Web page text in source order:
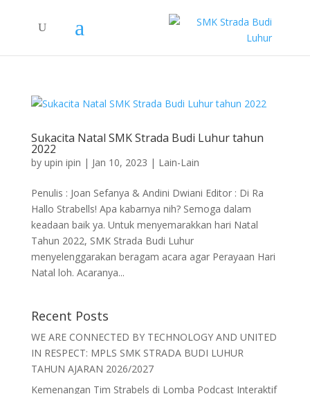
Sukacita Natal SMK Strada Budi Luhur tahun
2022
by upin ipin | Jan 10, 2023 | Lain-Lain
Penulis : Joan Sefanya & Andini Dwiani Editor : Di Ra
Hallo Strabells! Apa kabarnya nih? Semoga dalam
keadaan baik ya. Untuk menyemarakkan hari Natal
Tahun 2022, SMK Strada Budi Luhur
menyelenggarakan beragam acara agar Perayaan Hari
Natal loh. Acaranya...
Recent Posts
WE ARE CONNECTED BY TECHNOLOGY AND UNITED
IN RESPECT: MPLS SMK STRADA BUDI LUHUR
TAHUN AJARAN 2026/2027
Kemenangan Tim Strabels di Lomba Podcast Interaktif